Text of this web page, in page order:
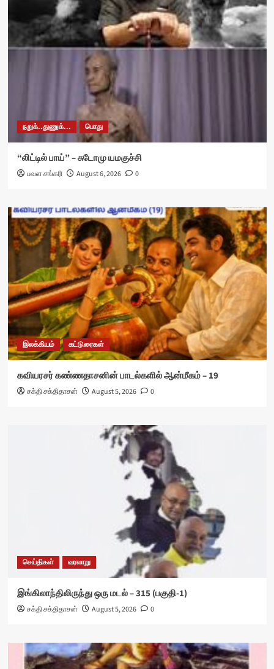
நறுக்..துணுக்... பொது
“லிட்டில் பாய்” – சுடோமு யமகுச்சி
பவள சங்கரி August 6, 2026 0
இலக்கியம் கட்டுரைகள்
கவியரசர் கண்ணதாசனின் பாடல்களில் ஆன்மீகம் – 19
சக்தி சக்திதாசன் August 5, 2026 0
செய்திகள் வரலாறு
இங்கிலாந்திலிருந்து ஒரு மடல் – 315 (பகுதி-1)
சக்தி சக்திதாசன் August 5, 2026 0